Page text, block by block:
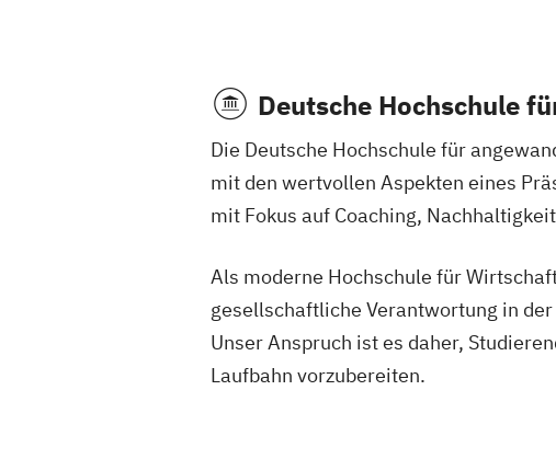
Deutsche Hochschule
Die Deutsche Hochschule für
mit den wertvollen Aspekten eines
mit Fokus auf Coaching,
Als moderne Hochschule für
gesellschaftliche Verantwortung in
Unser Anspruch ist es daher,
Laufbahn vorzubereiten.